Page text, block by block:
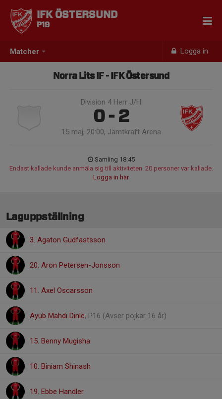
Matcher Logga in
IFK ÖSTERSUND
P19
Norra Lits IF - IFK Östersund
Division 4 Herr J/H
0 - 2
15 maj, 20:00, Jämtkraft Arena
Samling 18:45
Endast kallade kunde anmäla sig till aktiviteten. 20 personer var kallade.
Logga in här
Laguppställning
3. Agaton Gudfastsson
20. Aron Petersen-Jonsson
11. Axel Oscarsson
Ayub Mahdi Dinle, P16 (Avser pojkar 16 år)
15. Benny Mugisha
10. Biniam Shinash
19. Ebbe Handler